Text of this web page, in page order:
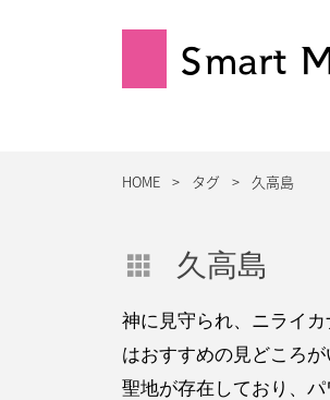
Smart
HOME タグ 久高島
久高島
神に見守られ、ニライ
はおすすめの見どころ
聖地が存在しており、